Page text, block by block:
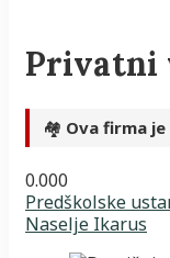
Privatni
🏘️ Ova firma
0.000
Predškolske
Naselje Ikarus